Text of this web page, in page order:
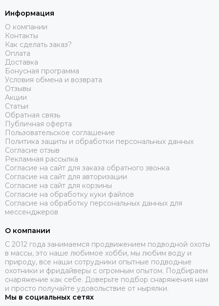
Информация
О компании
Контакты
Как сделать заказ?
Оплата
Доставка
Бонусная программа
Условия обмена и возврата
Отзывы
Акции
Статьи
Обратная связь
Публичная оферта
Пользовательское соглашение
Политика защиты и обработки персональных данных
Согласие отзыв
Рекламная рассылка
Согласие на сайт для заказа обратного звонка
Согласие на сайт для авторизации
Согласие на сайт для корзины
Согласие на обработку куки файлов
Согласие на обработку персональных данных для
мессенджеров
О компании
C 2012 года занимаемся продвижением подводной охоты
в массы, это наше любимое хобби, мы любим воду и
природу, все наши сотрудники опытные подводные
охотники и фридайверы с огромным опытом. Подбираем
снаряжение как себе. Доверьте подбор снаряжения нам
и просто получайте удовольствие от нырялки.
Мы в социальных сетях